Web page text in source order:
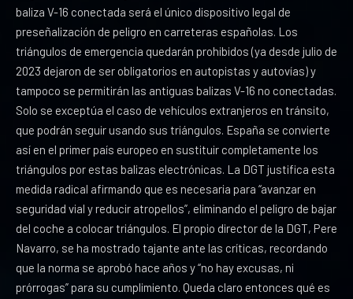
baliza V-16 conectada será el único dispositivo legal de
preseñalización de peligro en carreteras españolas. Los
triángulos de emergencia quedarán prohibidos (ya desde julio de
2023 dejaron de ser obligatorios en autopistas y autovías) y
tampoco se permitirán las antiguas balizas V-16 no conectadas.
Solo se exceptúa el caso de vehículos extranjeros en tránsito,
que podrán seguir usando sus triángulos. España se convierte
así en el primer país europeo en sustituir completamente los
triángulos por estas balizas electrónicas. La DGT justifica esta
medida radical afirmando que es necesaria para “avanzar en
seguridad vial y reducir atropellos”, eliminando el peligro de bajar
del coche a colocar triángulos. El propio director de la DGT, Pere
Navarro, se ha mostrado tajante ante las críticas, recordando
que la norma se aprobó hace años y “no hay excusas, ni
prórrogas” para su cumplimiento. Queda claro entonces qué es